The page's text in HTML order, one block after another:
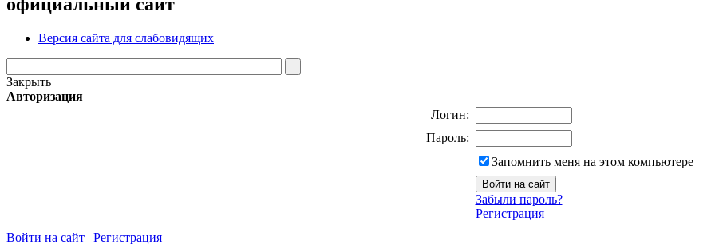
Версия сайта для слабовидящих
Закрыть
Авторизация
Логин:
Пароль:
Запомнить меня на этом компьютере
Забыли пароль?
Регистрация
Войти на сайт | Регистрация